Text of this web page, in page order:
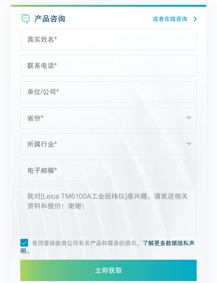
产品咨询 或者在线咨询
我同意接收贵公司有关产品和服务的资讯， 了解更多数据隐私声
明。
立即获取